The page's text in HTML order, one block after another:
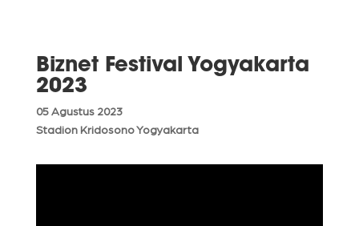
Biznet Festival Yogyakarta
2023
05 Agustus 2023
Stadion Kridosono Yogyakarta